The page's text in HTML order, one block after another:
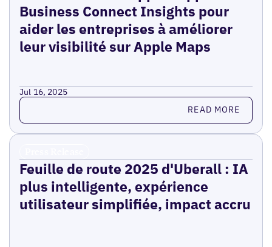
Business Connect Insights pour
aider les entreprises à améliorer
leur visibilité sur Apple Maps
Jul 16, 2025
Read more READ MORE
Feuille de route 2025 d'Uberall : IA
plus intelligente, expérience
utilisateur simplifiée, impact accru